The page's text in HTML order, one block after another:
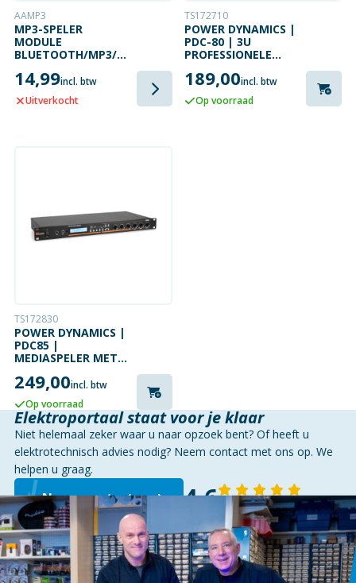
AAMP3
MP3-SPELER
MODULE
BLUETOOTH/MP3/USB/FM/AUX
AFSTANDSBEDIENING
14,99incl. btw
Uitverkocht
TS172710
POWER DYNAMICS |
PDC-80 | 3U
PROFESSIONELE
189,00incl. btw
Op voorraad
TS172830
POWER DYNAMICS |
PDC85 |
MEDIASPELER MET
SD/USB/MP3/BT
249,00incl. btw
Op voorraad
Elektroportaal staat voor je klaar
Niet helemaal zeker waar u naar opzoek bent? Of heeft u
elektrotechnisch advies nodig? Neem contact met ons op. We
helpen u graag.
Neem contact op 4,6 143 reviews